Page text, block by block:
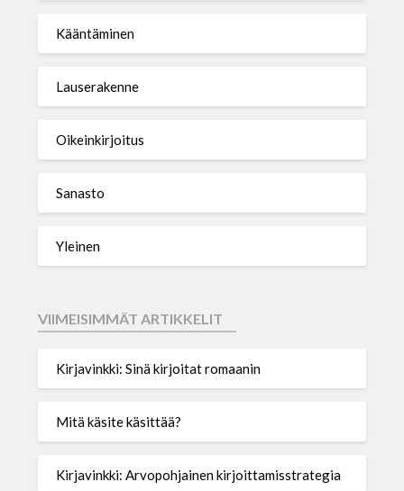
Kääntäminen
Lauserakenne
Oikeinkirjoitus
Sanasto
Yleinen
VIIMEISIMMÄT ARTIKKELIT
Kirjavinkki: Sinä kirjoitat romaanin
Mitä käsite käsittää?
Kirjavinkki: Arvopohjainen kirjoittamisstrategia